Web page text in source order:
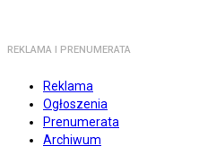
REKLAMA I PRENUMERATA
Reklama
Ogłoszenia
Prenumerata
Archiwum